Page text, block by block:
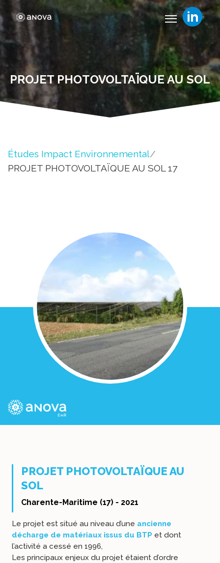
PROJET PHOTOVOLTAÏQUE AU SOL
Études Impact Environnemental/
PROJET PHOTOVOLTAÏQUE AU SOL 17
PROJET PHOTOVOLTAÏQUE AU
SOL
Charente-Maritime (17) - 2021
Le projet est situé au niveau d’une ancienne
décharge de matériaux issus du BTP et dont
l’activité a cessé en 1996,
Les principaux enjeux du projet étaient d’ordre